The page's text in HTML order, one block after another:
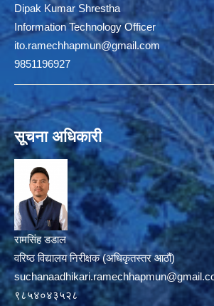
Dipak Kumar Shrestha
Information Technology Officer
ito.ramechhapmun@gmail.com
9851196927
सूचना अधिकारी
रामसिंह डडाल
वरिष्ठ विद्यालय निरीक्षक (अधिकृतस्तर आठौं)
९८५४०४३५२८